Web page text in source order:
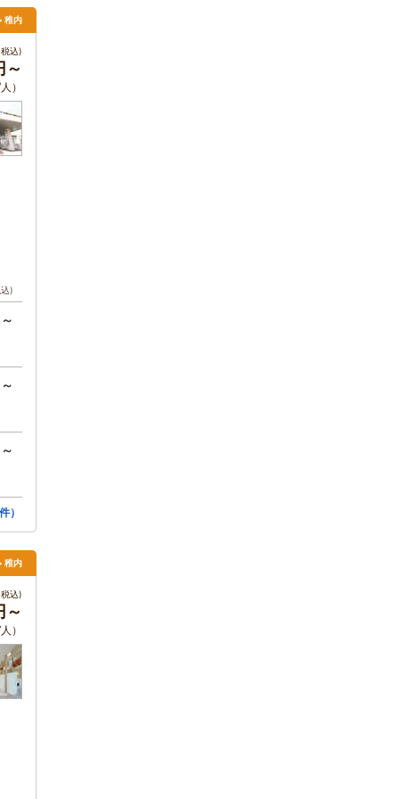
稚内
込)
）
)
）
稚内
込)
）